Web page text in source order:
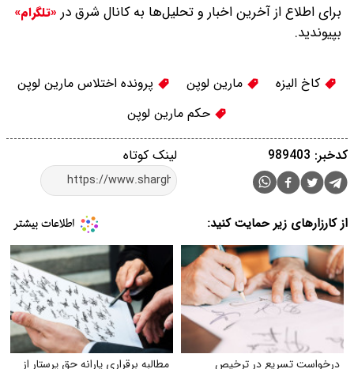
برای اطلاع از آخرین اخبار و تحلیل‌ها به کانال شرق در «تلگرام»
بپیوندید.
کاخ الیزه مارین لوپن
پرونده اختلاس مارین لوپن
حکم مارین لوپن
لینک کوتاه کدخبر: 989403
از کارزارهای زیر حمایت کنید:
درخواست تسریع در ترخیص
مطالبه برقراری یارانه حق پرستار از